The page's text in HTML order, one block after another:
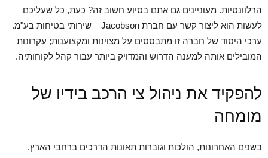
הרלוונטיות. מעוניינים גם אתם בסיוע חשוב זה? כעת, כל שעליכם
לעשות הוא ליצור קשר עם חברת Jacobson – שירותי בטיחות בע"מ.
ערכי היסוד של חברה זו מתבססים על מצוינות ומקצוענות; עקרונות
המובילים אותה למענה הדרוש והמדויק ביותר עבור קהל לקוחותיה.
להפקיד את ניהול צי הרכב בידיו של
מומחה
בשנים האחרונות, הולכות וגוברות תאונות הדרכים ברחבי הארץ.